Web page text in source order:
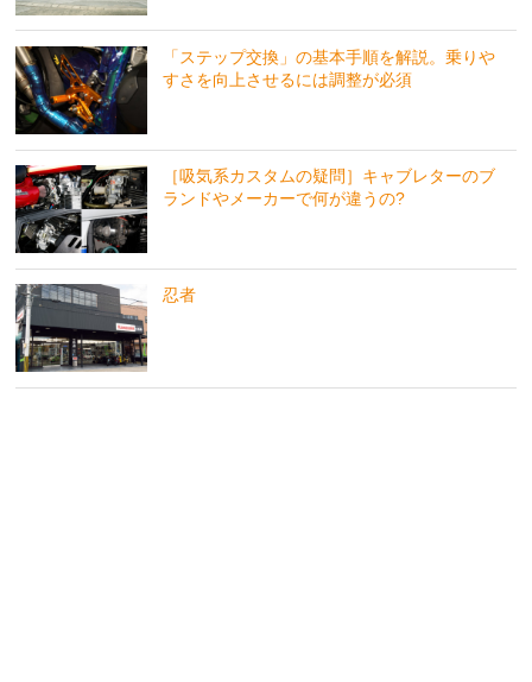
「ステップ交換」の基本手順を解説。乗りや
すさを向上させるには調整が必須
［吸気系カスタムの疑問］キャブレターのブ
ランドやメーカーで何が違うの?
忍者